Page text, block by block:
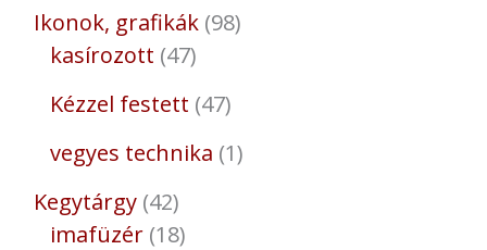
Ikonok, grafikák 98
kasírozott 47
Kézzel festett 47
vegyes technika 1
Kegytárgy 42
imafüzér 18